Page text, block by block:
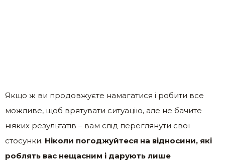
Якщо ж ви продовжуєте намагатися і робити все
можливе, щоб врятувати ситуацію, але не бачите
ніяких результатів – вам слід переглянути свої
стосунки. Ніколи погоджуйтеся на відносини, які
роблять вас нещасним і дарують лише